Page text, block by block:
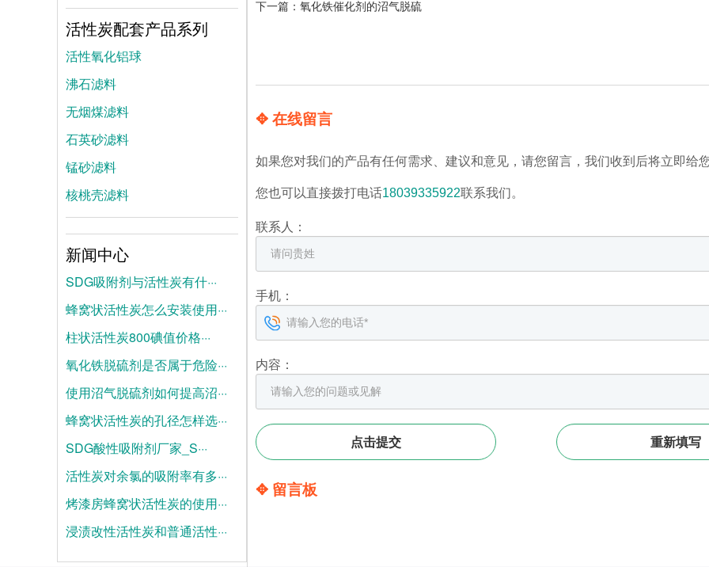
下一篇： 氧化铁催化剂的沼气脱硫
✥ 在线留言
如果您对我们的产品有任何需求、建议和意见，请您留言，我们收到后将立即给您
您也可以直接拨打电话18039335922联系我们。
联系人：
手机：
内容：
✥ 留言板
活性炭配套产品系列
活性氧化铝球
沸石滤料
无烟煤滤料
石英砂滤料
锰砂滤料
核桃壳滤料
新闻中心
SDG吸附剂与活性炭有什···
2026-08-04
蜂窝状活性炭怎么安装使用···
2026-07-28
柱状活性炭800碘值价格···
2026-07-21
氧化铁脱硫剂是否属于危险···
2025-06-19
使用沼气脱硫剂如何提高沼···
2025-06-12
蜂窝状活性炭的孔径怎样选···
2025-06-05
SDG酸性吸附剂厂家_S···
2025-05-28
活性炭对余氯的吸附率有多···
2025-05-21
烤漆房蜂窝状活性炭的使用···
2025-05-14
浸渍改性活性炭和普通活性···
2025-05-07